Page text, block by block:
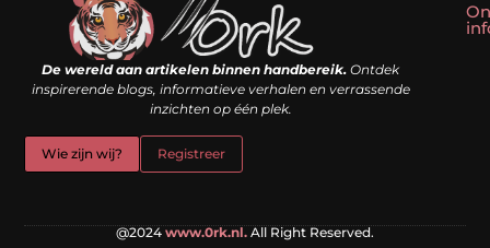
De wereld aan artikelen binnen handbereik. Ontdek
inspirerende blogs, informatieve verhalen en verrassende
inzichten op één plek.
Wie zijn wij? Registreer
@2024 www.0rk.nl. All Right Reserved.